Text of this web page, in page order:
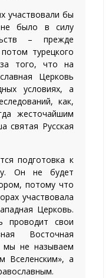
участвовали бы
было в силу
– прежде
турецкого
того, что на
Церковь
условиях, а
как,
жесточайшим
святая Русская
подготовка к
Он не будет
потому что
участвовала
Церковь.
проводит свои
Восточная
мы не называем
Вселенским», а